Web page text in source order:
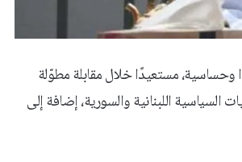
وحساسية، مستعيدًا خلال مقابلة مطوّلة
اللبنانية والسورية، إضافة إلى